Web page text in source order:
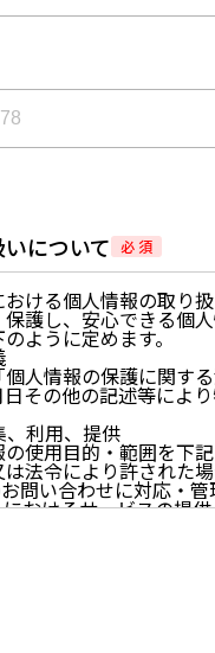
について 必 須
ける個人情報の取り
護し、安心できる個
ように定めます。
人情報の保護に関す
その他の記述等によ
、利用、提供
使用目的・範囲を下
法令により許された
問い合わせに対応・管
おけるサービスの提
ど必要に応じたご連絡
付随する目的